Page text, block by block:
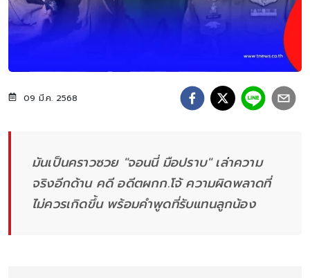
09 มี.ค. 2568
มันเป็นคราวซวย "จอนนี่ มือปราบ" เล่าความ
จริงอีกด้าน คดี อดีตผกก.โจ้ ความผิดพลาดที่
ไม่ควรเกิดขึ้น พร้อมคำพูดที่รับแทนลูกน้อง